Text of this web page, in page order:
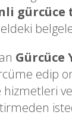
gürcüce
Gürcüce
edip
hizmetleri